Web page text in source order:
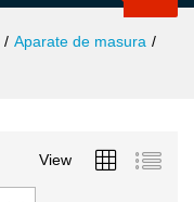
/ Aparate de masura /
View